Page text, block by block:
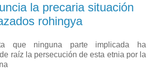
la precaria situación
rohingya
que ninguna parte implicada ha
raíz la persecución de esta etnia por la